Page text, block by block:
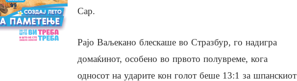
Сар.
Рајо Ваљекано блескаше во Стразбур, го надигра
домаќинот, особено во првото полувреме, кога
односот на ударите кон голот беше 13:1 за шпанскиот